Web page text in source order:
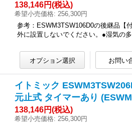
138,146円(税込)
希望小売価格: 256,300円
参考：ESWM3TSW106D0の後継品【
外に設置しないでください。●湿気の
イトミック
元止式 タイマーあり
138,146円(税込)
希望小売価格: 256,300円